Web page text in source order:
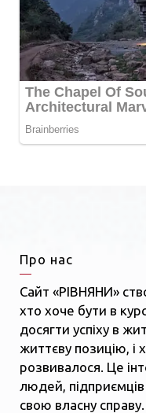
Про нас
Сайт «РІВНЯНИ»
хто хоче бути в
досягти успіху в
життєву позицію, і
розвивалося. Це
людей,
свою власну справу.